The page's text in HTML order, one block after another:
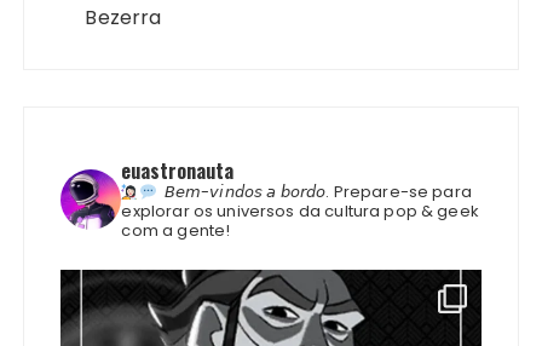
Bezerra
euastronauta
𝘉𝘦𝘮-𝘷𝘪𝘯𝘥𝘰𝘴 𝘢 𝘣𝘰𝘳𝘥𝘰. Prepare-se para
explorar os universos da cultura pop & geek
com a gente!